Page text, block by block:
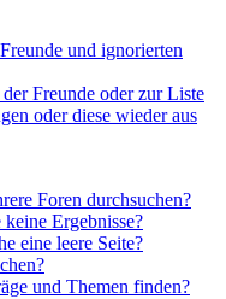
und ignorierten
Freunde oder zur Liste
oder diese wieder aus
Foren durchsuchen?
Ergebnisse?
eine leere Seite?
und Themen finden?